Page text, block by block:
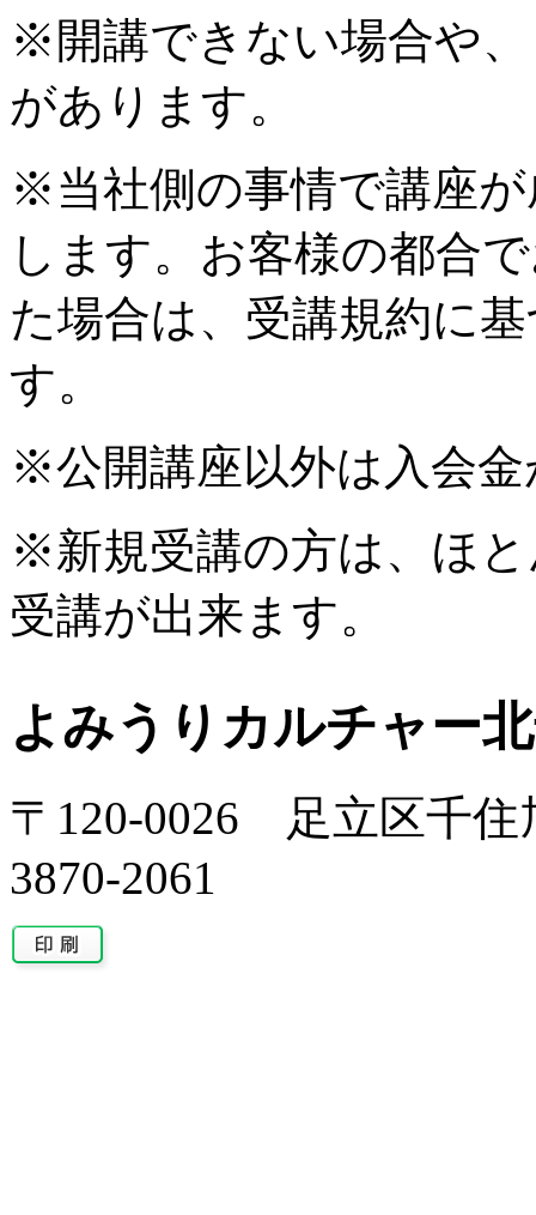
※開講できない場合や
があります。
※当社側の事情で講座
します。お客様の都合
た場合は、受講規約に
す。
※公開講座以外は入会
※新規受講の方は、ほ
受講が出来ます。
よみうりカルチャー
〒120-0026 足立区千住
3870-2061